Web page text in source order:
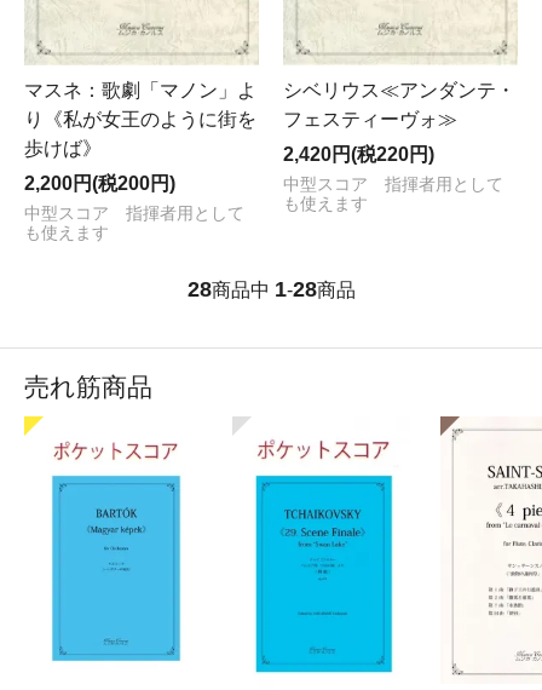
マスネ：歌劇「マノン」よ
り《私が女王のように街を
歩けば》
2,200円(税200円)
中型スコア 指揮者用として
も使えます
シベリウス≪アンダンテ・
フェスティーヴォ≫
2,420円(税220円)
中型スコア 指揮者用として
も使えます
28商品中 1-28商品
売れ筋商品